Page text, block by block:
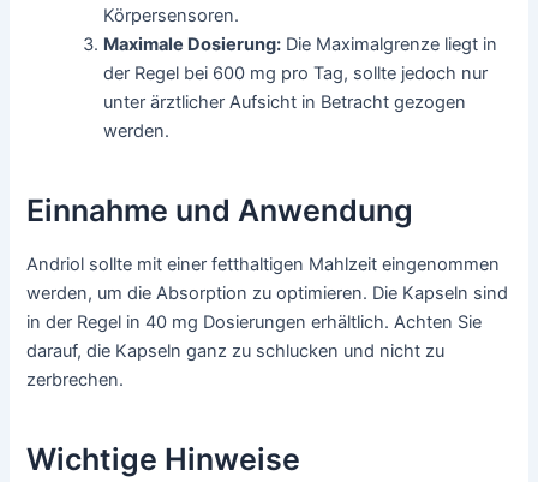
Körpersensoren.
Maximale Dosierung: Die Maximalgrenze liegt in
der Regel bei 600 mg pro Tag, sollte jedoch nur
unter ärztlicher Aufsicht in Betracht gezogen
werden.
Einnahme und Anwendung
Andriol sollte mit einer fetthaltigen Mahlzeit eingenommen
werden, um die Absorption zu optimieren. Die Kapseln sind
in der Regel in 40 mg Dosierungen erhältlich. Achten Sie
darauf, die Kapseln ganz zu schlucken und nicht zu
zerbrechen.
Wichtige Hinweise